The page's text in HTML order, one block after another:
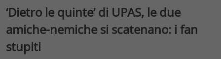
‘Dietro le quinte’ di UPAS, le due
amiche-nemiche si scatenano: i fan
stupiti